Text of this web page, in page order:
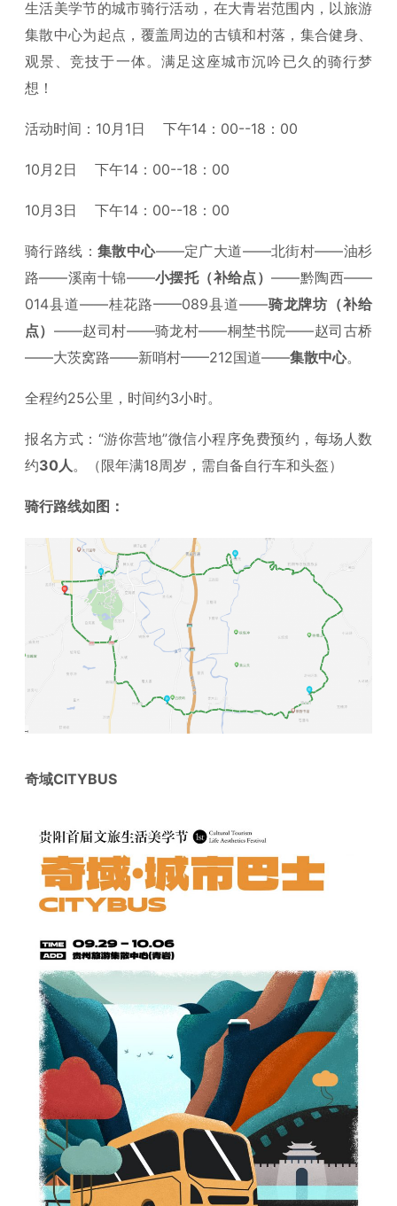
生活美学节的城市骑行活动，在大青岩范围内，以旅游
集散中心为起点，覆盖周边的古镇和村落，集合健身、
观景、竞技于一体。满足这座城市沉吟已久的骑行梦
想！
活动时间：10月1日 下午14：00--18：00
10月2日 下午14：00--18：00
10月3日 下午14：00--18：00
骑行路线： 集散中心——定广大道——北街村——油杉
路——溪南十锦——小摆托（补给点）——黔陶西——
014县道——桂花路——089县道——骑龙牌坊（补给
点） ——赵司村——骑龙村——桐埜书院——赵司古桥
——大茨窝路——新哨村——212国道——集散中心。
全程约25公里，时间约3小时。
报名方式：“游你营地”微信小程序免费预约，每场人数
约30人。（限年满18周岁，需自备自行车和头盔）
骑行路线如图：
奇域CITYBUS